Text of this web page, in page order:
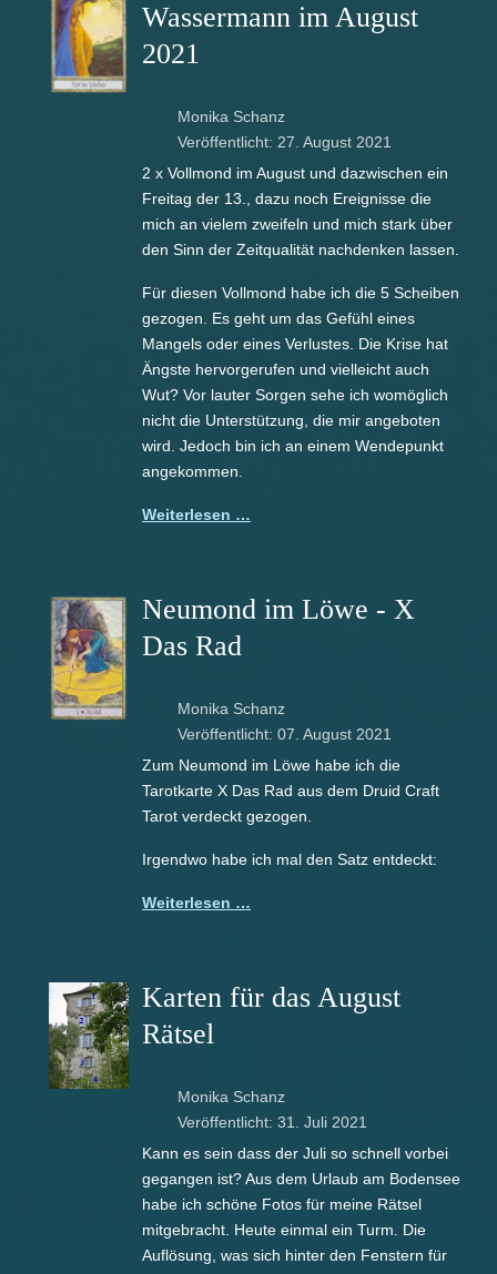
Wassermann im August
2021
Monika Schanz
Veröffentlicht: 27. August 2021
2 x Vollmond im August und dazwischen ein
Freitag der 13., dazu noch Ereignisse die
mich an vielem zweifeln und mich stark über
den Sinn der Zeitqualität nachdenken lassen.
Für diesen Vollmond habe ich die 5 Scheiben
gezogen. Es geht um das Gefühl eines
Mangels oder eines Verlustes. Die Krise hat
Ängste hervorgerufen und vielleicht auch
Wut? Vor lauter Sorgen sehe ich womöglich
nicht die Unterstützung, die mir angeboten
wird. Jedoch bin ich an einem Wendepunkt
angekommen.
Weiterlesen …
Neumond im Löwe - X
Das Rad
Monika Schanz
Veröffentlicht: 07. August 2021
Zum Neumond im Löwe habe ich die
Tarotkarte X Das Rad aus dem Druid Craft
Tarot verdeckt gezogen.
Irgendwo habe ich mal den Satz entdeckt:
Weiterlesen …
Karten für das August
Rätsel
Monika Schanz
Veröffentlicht: 31. Juli 2021
Kann es sein dass der Juli so schnell vorbei
gegangen ist? Aus dem Urlaub am Bodensee
habe ich schöne Fotos für meine Rätsel
mitgebracht. Heute einmal ein Turm. Die
Auflösung, was sich hinter den Fenstern für